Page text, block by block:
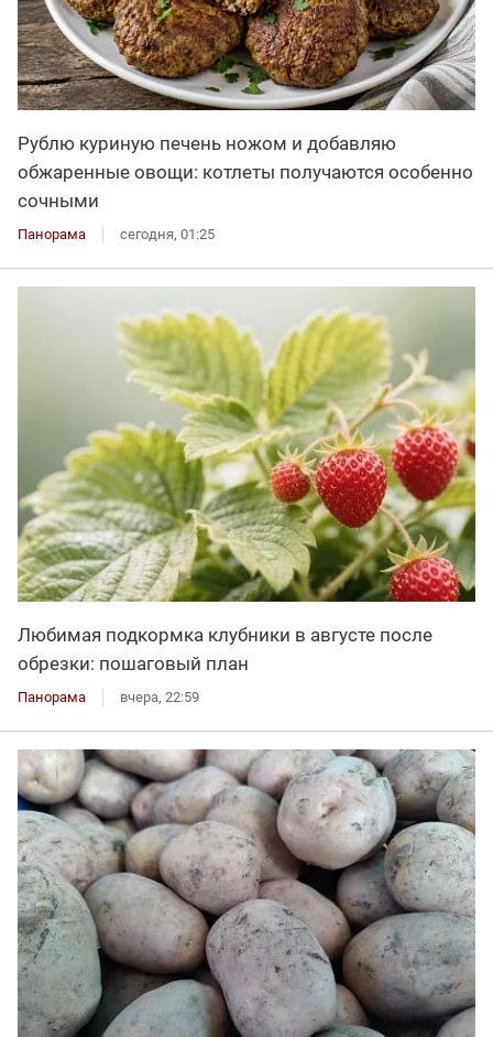
Рублю куриную печень ножом и добавляю
обжаренные овощи: котлеты получаются особенно
сочными
Панорама сегодня, 01:25
Любимая подкормка клубники в августе после
обрезки: пошаговый план
Панорама вчера, 22:59